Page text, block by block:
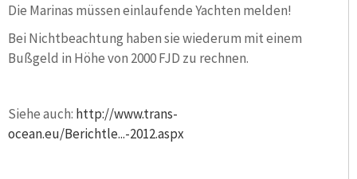
Die Marinas müssen einlaufende Yachten melden!
Bei Nichtbeachtung haben sie wiederum mit einem
Bußgeld in Höhe von 2000 FJD zu rechnen.
Siehe auch: http://www.trans-
ocean.eu/Berichtle...-2012.aspx